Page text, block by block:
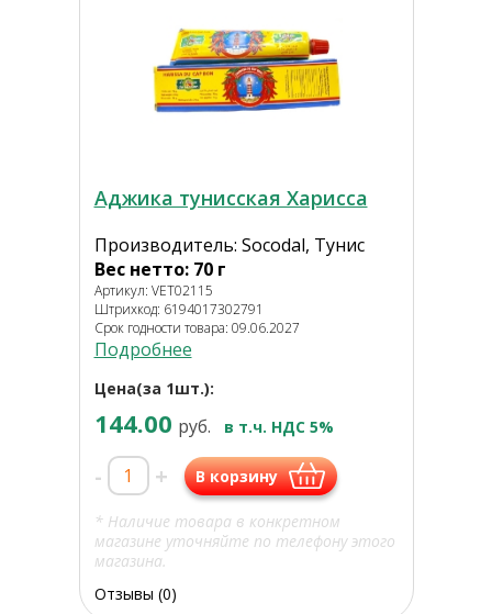
Аджика тунисская Харисса
Производитель: Socodal, Тунис
Вес нетто: 70 г
Артикул: VET02115
Штрихкод: 6194017302791
Срок годности товара: 09.06.2027
Подробнее
Цена(за 1шт.):
144.00 руб. в т.ч. НДС 5%
- + В корзину
* Наличие товара в конкретном
магазине уточняйте по телефону этого
магазина.
Отзывы (0)